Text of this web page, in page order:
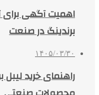
اهمیت آگهی
برندینگ در صنعت
۱۴۰۵/۰۳/۳۰
راهنمای خرید